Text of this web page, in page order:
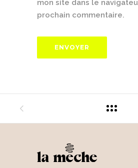
mon site dans le
prochain commentaire.